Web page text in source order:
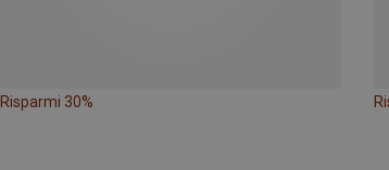
Risparmi 30%